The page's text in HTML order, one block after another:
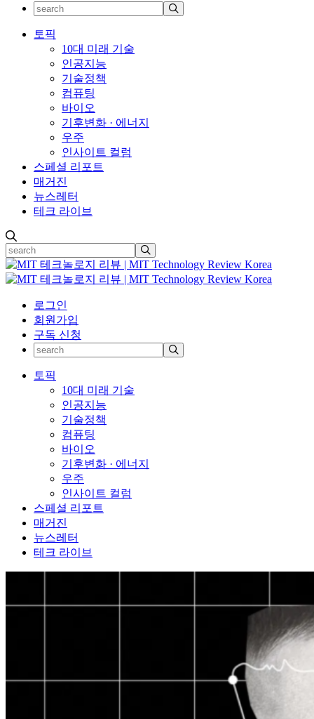
토픽
10대 미래 기술
인공지능
기술정책
컴퓨팅
바이오
기후변화 · 에너지
우주
인사이트 컬럼
스페셜 리포트
매거진
뉴스레터
테크 라이브
로그인
회원가입
구독 신청
토픽
10대 미래 기술
인공지능
기술정책
컴퓨팅
바이오
기후변화 · 에너지
우주
인사이트 컬럼
스페셜 리포트
매거진
뉴스레터
테크 라이브